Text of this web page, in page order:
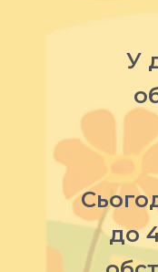
У
до